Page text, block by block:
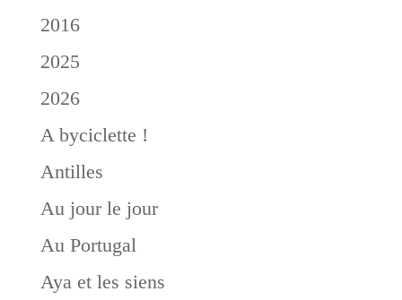
2016
2025
2026
A byciclette !
Antilles
Au jour le jour
Au Portugal
Aya et les siens